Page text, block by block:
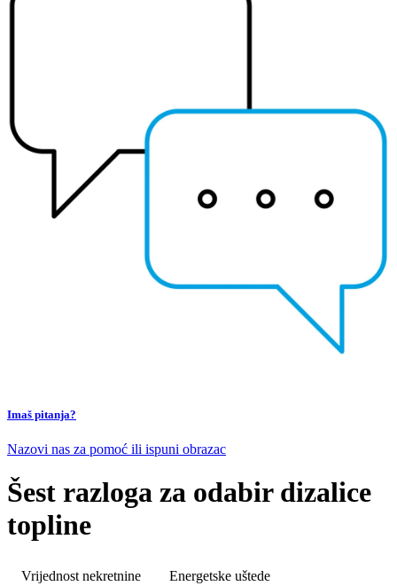
Imaš pitanja?
Nazovi nas za pomoć ili ispuni obrazac
Šest razloga za odabir dizalice
topline
Vrijednost nekretnine Energetske uštede